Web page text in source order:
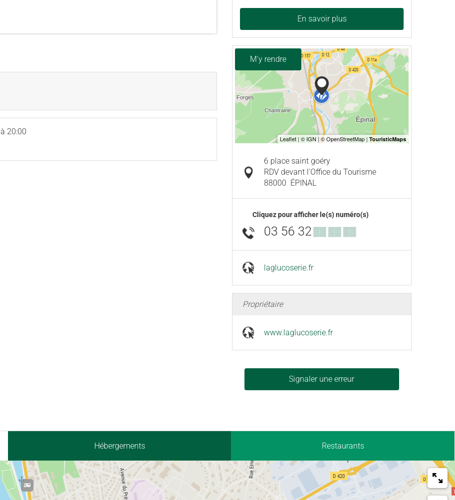
à 20:00
En savoir plus
M'y rendre
6 place saint goéry
RDV devant l'Office du Tourisme
88000 ÉPINAL
Cliquez pour afficher le(s) numéro(s)
03 56 32▒▒ ▒▒ ▒▒
laglucoserie.fr
Propriétaire
www.laglucoserie.fr
Signaler une erreur
Hébergements Restaurants